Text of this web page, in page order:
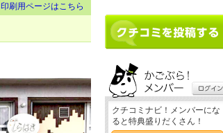
印刷用ページはこちら
クチコミナビ！メンバーにな
ると特典盛りだくさん！